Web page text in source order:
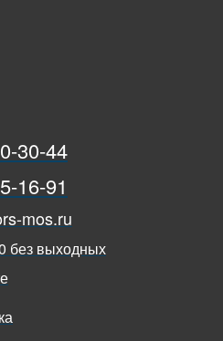
30-44
16-91
mos.ru
без выходных